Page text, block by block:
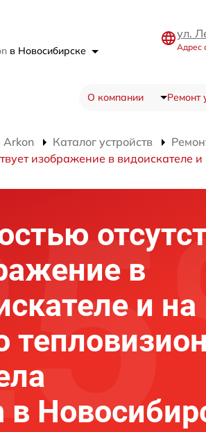
в Новосибирске
ул.
Адрес
О компании Ремонт
Arkon Каталог устройств
изображение в видоискателе
в
и на
в